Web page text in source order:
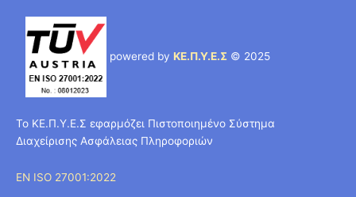
powered by ΚΕ.Π.Υ.Ε.Σ © 2025
Το ΚΕ.Π.Υ.Ε.Σ εφαρμόζει Πιστοποιημένο Σύστημα
Διαχείρισης Ασφάλειας Πληροφοριών
EN ISO 27001:2022